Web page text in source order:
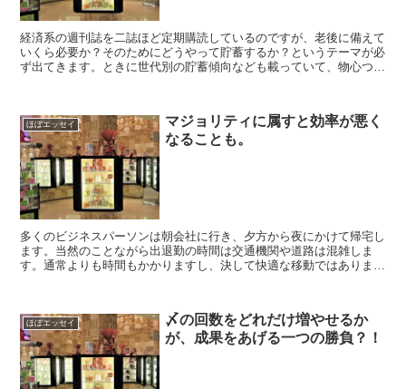
経済系の週刊誌を二誌ほど定期購読しているのですが、老後に備えて
いくら必要か？そのためにどうやって貯蓄するか？というテーマが必
ず出てきます。ときに世代別の貯蓄傾向なども載っていて、物心つい
ほぼエッセイ
マジョリティに属すと効率が悪く
なることも。
多くのビジネスパーソンは朝会社に行き、夕方から夜にかけて帰宅し
ます。当然のことながら出退勤の時間は交通機関や道路は混雑しま
す。通常よりも時間もかかりますし、決して快適な移動ではありませ
ほぼエッセイ
〆の回数をどれだけ増やせるか
が、成果をあげる一つの勝負？！